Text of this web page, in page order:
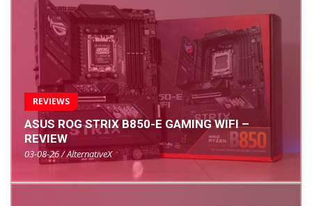
REVIEWS
ASUS ROG STRIX B850-E GAMING WIFI –
REVIEW
03-08-26 / AlternativeX